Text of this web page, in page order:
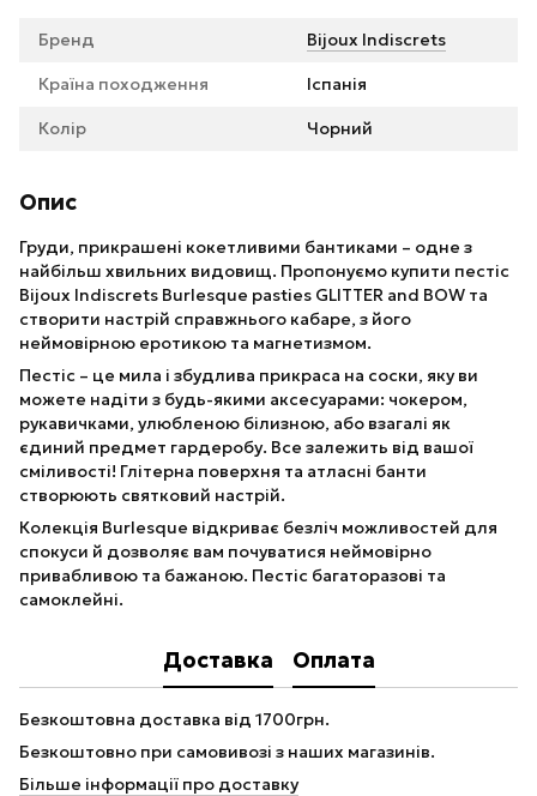
Бренд Bijoux Indiscrets
Країна походження Іспанія
Колір Чорний
Опис
Груди, прикрашені кокетливими бантиками – одне з
найбільш хвильних видовищ. Пропонуємо купити пестіс
Bijoux Indiscrets Burlesque pasties GLITTER and BOW та
створити настрій справжнього кабаре, з його
неймовірною еротикою та магнетизмом.
Пестіс – це мила і збудлива прикраса на соски, яку ви
можете надіти з будь-якими аксесуарами: чокером,
рукавичками, улюбленою білизною, або взагалі як
єдиний предмет гардеробу. Все залежить від вашої
сміливості! Глітерна поверхня та атласні банти
створюють святковий настрій.
Колекція Burlesque відкриває безліч можливостей для
спокуси й дозволяє вам почуватися неймовірно
привабливою та бажаною. Пестіс багаторазові та
самоклейні.
Доставка Оплата
Безкоштовна доставка від 1700грн.
Безкоштовно при самовивозі з наших магазинів.
Більше інформації про доставку